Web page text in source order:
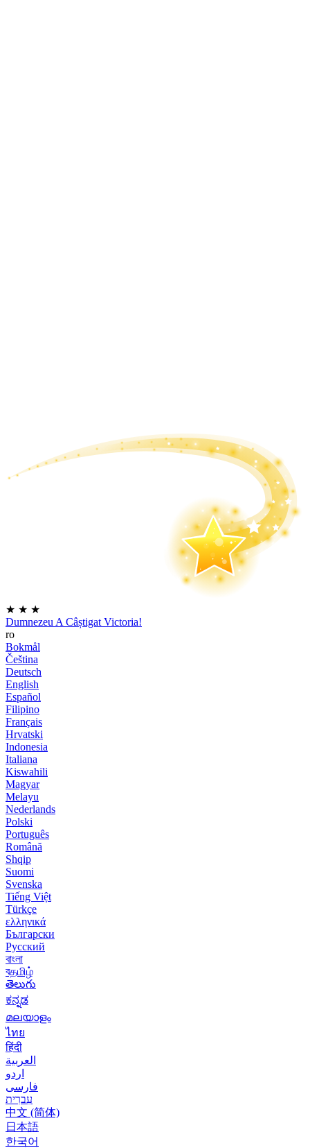
★ ★ ★
Dumnezeu A Câștigat Victoria!
ro
Bokmål
Čeština
Deutsch
English
Español
Filipino
Français
Hrvatski
Indonesia
Italiana
Kiswahili
Magyar
Melayu
Nederlands
Polski
Português
Română
Shqip
Suomi
Svenska
Tiếng Việt
Türkçe
ελληνικά
Български
Русский
বাংলা
বதமிழ்
తెలుగు
ಕನ್ನಡ
മലയാളം
ไทย
हिंदी
العربية
اردو
فارسی
עִברִית
中文 (简体)
日本語
한국어